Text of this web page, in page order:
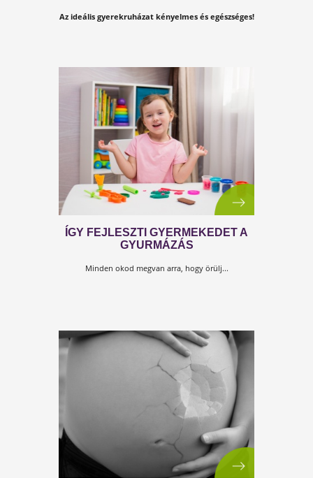
IDEÁLIS GYERMEKRUHÁZAT
Az ideális gyerekruházat kényelmes és
ÍGY FEJLESZTI GYERMEKEDET A
GYURMÁZÁS
Minden okod megvan arra, hogy örülj...